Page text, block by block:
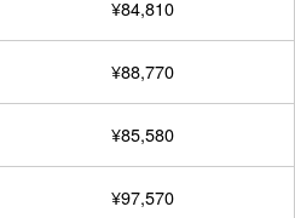
¥84,810
¥88,770
¥85,580
¥97,570